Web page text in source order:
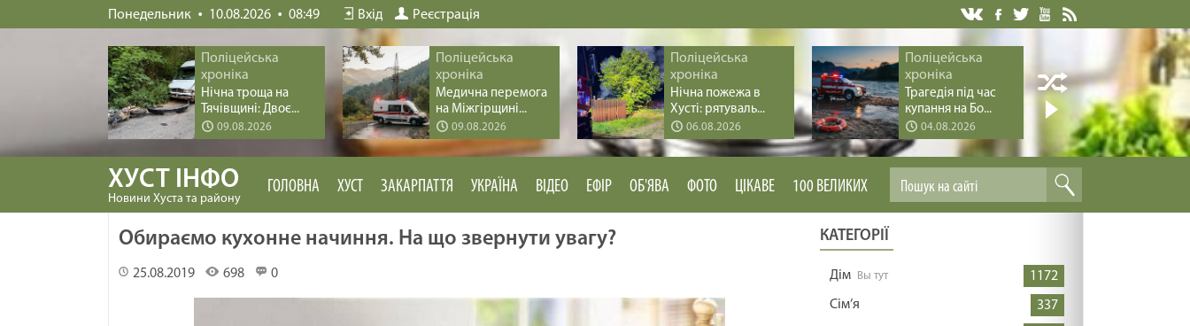
Понедельник 10.08.2026 08:49 Вхід Реєстрація
Поліцейська
хроніка
Нічна троща на
Тячівщині: Двоє...
09.08.2026
Поліцейська
хроніка
Медична перемога
на Міжгірщині...
09.08.2026
Поліцейська
хроніка
Нічна пожежа в
Хусті: рятуваль...
06.08.2026
Поліцейська
хроніка
Трагедія під час
купання на Бо...
04.08.2026
Історія
Хус...
ХУСТ ІНФО
Новини Хуста та району
ГОЛОВНА ХУСТ ЗАКАРПАТТЯ УКРАЇНА ВІДЕО ЕФІР ОБ'ЯВА ФОТО ЦІКАВЕ 100 ВЕЛИКИХ
Обираємо кухонне начиння. На що звернути увагу?
25.08.2019 698 0
КАТЕГОРІЇ
Дім
1172
Сім’я
337